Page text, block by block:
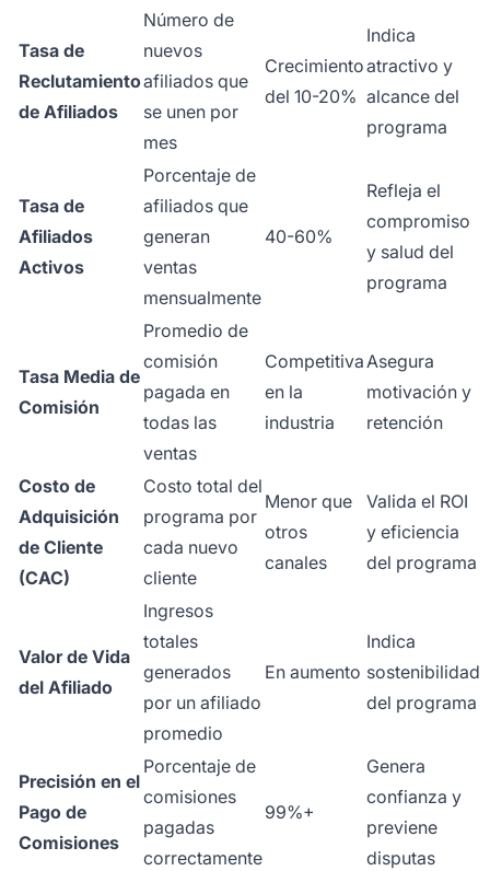
Tasa de
Reclutamiento
de Afiliados
Número de
nuevos
afiliados que
se unen por
mes
Crecimiento
del 10-20%
Indica
atractivo y
alcance del
programa
Tasa de
Afiliados
Activos
Porcentaje de
afiliados que
generan
ventas
mensualmente
40-60%
Refleja el
compromiso
y salud del
programa
Tasa Media de
Comisión
Promedio de
comisión
pagada en
todas las
ventas
Competitiva
en la
industria
Asegura
motivación y
retención
Costo de
Adquisición
de Cliente
(CAC)
Costo total del
programa por
cada nuevo
cliente
Menor que
otros
canales
Valida el ROI
y eficiencia
del programa
Valor de Vida
del Afiliado
Ingresos
totales
generados
por un afiliado
promedio
En aumento
Indica
sostenibilidad
del programa
Precisión en el
Pago de
Comisiones
Porcentaje de
comisiones
pagadas
correctamente
99%+
Genera
confianza y
previene
disputas